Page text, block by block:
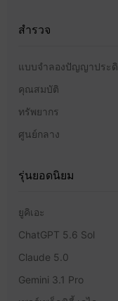
สำรวจ
แบบจำลองปัญญาประ
คุณสมบัติ
ทรัพยากร
ศูนย์กลาง
รุ่นยอดนิยม
ยูคิเอะ
ChatGPT 5.6 Sol
Claude 5.0
Gemini 3.1 Pro